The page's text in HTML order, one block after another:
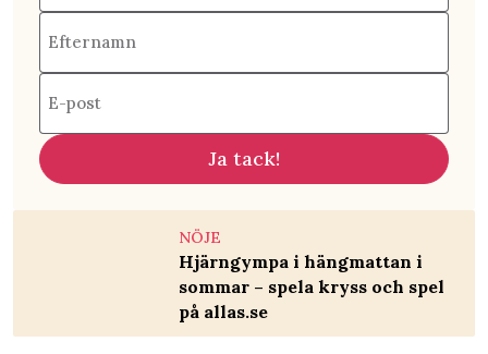
Efternamn
E-post
Ja tack!
NÖJE
Hjärngympa i hängmattan i
sommar – spela kryss och spel
på allas.se